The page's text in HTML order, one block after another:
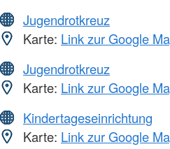
Jugendrotkreuz
Karte: Link zur Google
Jugendrotkreuz
Karte: Link zur Google
Kindertageseinrichtung
Karte: Link zur Google